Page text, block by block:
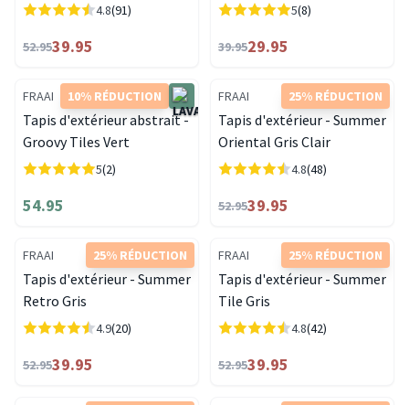
4.8(91)
52.9539.95
5(8)
39.9529.95
10% RÉDUCTION
FRAAI
Tapis d'extérieur abstrait -
Groovy Tiles Vert
5(2)
54.95
25% RÉDUCTION
FRAAI
Tapis d'extérieur - Summer
Oriental Gris Clair
4.8(48)
52.9539.95
25% RÉDUCTION
FRAAI
Tapis d'extérieur - Summer
Retro Gris
4.9(20)
52.9539.95
25% RÉDUCTION
FRAAI
Tapis d'extérieur - Summer
Tile Gris
4.8(42)
52.9539.95